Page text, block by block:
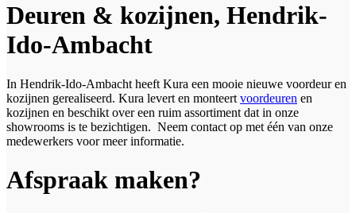
Deuren & kozijnen, Hendrik-
Ido-Ambacht
In Hendrik-Ido-Ambacht heeft Kura een mooie nieuwe voordeur en
kozijnen gerealiseerd. Kura levert en monteert voordeuren en
kozijnen en beschikt over een ruim assortiment dat in onze
showrooms is te bezichtigen. Neem contact op met één van onze
medewerkers voor meer informatie.
Afspraak maken?